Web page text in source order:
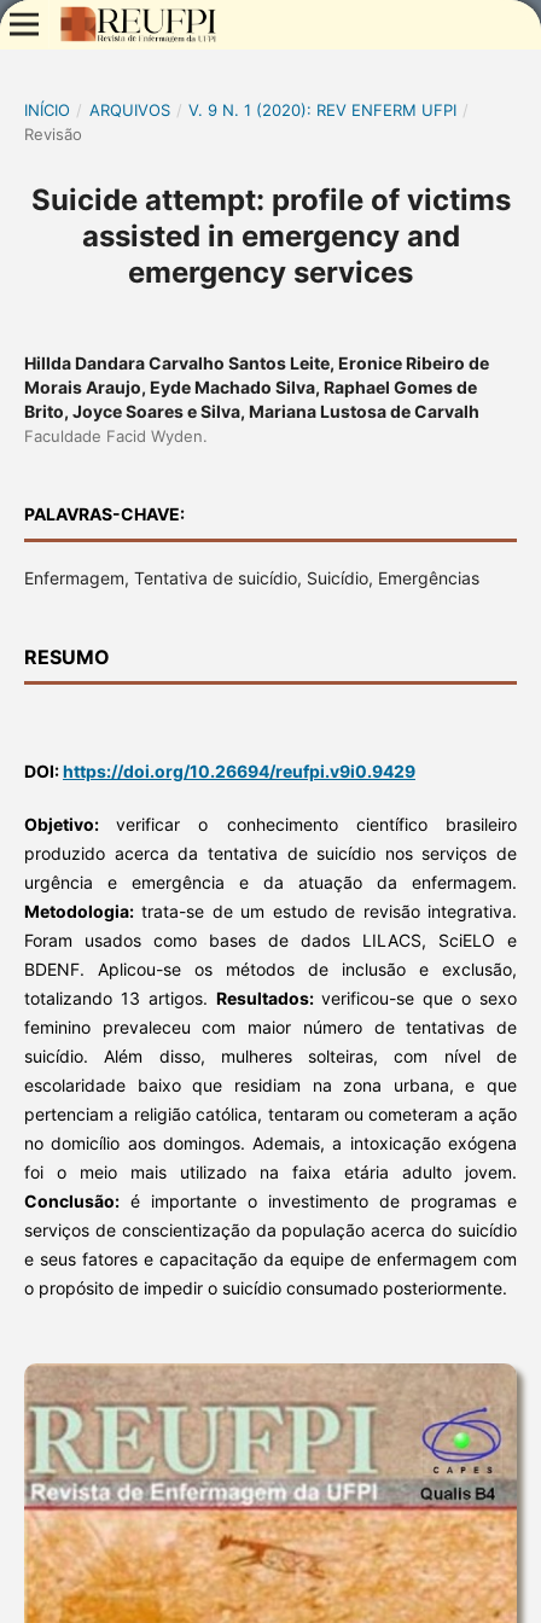
INÍCIO / ARQUIVOS / V. 9 N. 1 (2020): REV ENFERM UFPI /
Revisão
Suicide attempt: profile of victims
assisted in emergency and
emergency services
Hillda Dandara Carvalho Santos Leite, Eronice Ribeiro de
Morais Araujo, Eyde Machado Silva, Raphael Gomes de
Brito, Joyce Soares e Silva, Mariana Lustosa de Carvalh
Faculdade Facid Wyden.
PALAVRAS-CHAVE:
Enfermagem, Tentativa de suicídio, Suicídio, Emergências
RESUMO
DOI:https://doi.org/10.26694/reufpi.v9i0.9429
Objetivo:verificar o conhecimento científico brasileiro
produzido acerca da tentativa de suicídio nos serviços de
urgência e emergência e da atuação da enfermagem.
Metodologia:trata-se de um estudo de revisão integrativa.
Foram usados como bases de dados LILACS, SciELO e
BDENF. Aplicou-se os métodos de inclusão e exclusão,
totalizando 13 artigos. Resultados:verificou-se que o sexo
feminino prevaleceu com maior número de tentativas de
suicídio. Além disso, mulheres solteiras, com nível de
escolaridade baixo que residiam na zona urbana, e que
pertenciam a religião católica, tentaram ou cometeram a ação
no domicílio aos domingos. Ademais, a intoxicação exógena
foi o meio mais utilizado na faixa etária adulto jovem.
Conclusão:é importante o investimento de programas e
serviços de conscientização da população acerca do suicídio
e seus fatores e capacitação da equipe de enfermagem com
o propósito de impedir o suicídio consumado posteriormente.